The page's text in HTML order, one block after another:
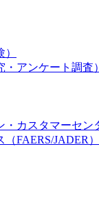
・アンケート調査
・カスタマーセン
FAERS/JADER）